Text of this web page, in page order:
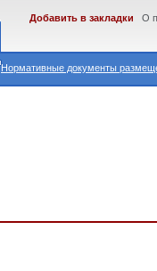
Нормативные документы
Добавить в закладки О